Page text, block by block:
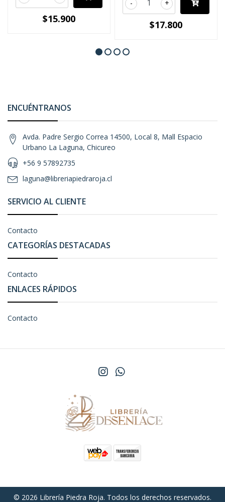
$15.900
+
-
$17.800
ENCUÉNTRANOS
Avda. Padre Sergio Correa 14500, Local 8, Mall Espacio
Urbano La Laguna, Chicureo
+56 9 57892735
laguna@libreriapiedraroja.cl
SERVICIO AL CLIENTE
Contacto
CATEGORÍAS DESTACADAS
Contacto
ENLACES RÁPIDOS
Contacto
© 2026 Librería Piedra Roja. Todos los derechos reservados.